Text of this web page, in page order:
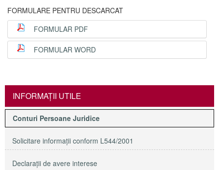
FORMULARE PENTRU DESCARCAT
FORMULAR PDF
FORMULAR WORD
INFORMAŢII UTILE
Conturi Persoane Juridice
Solicitare informaţii conform L544/2001
Declaraţii de avere interese